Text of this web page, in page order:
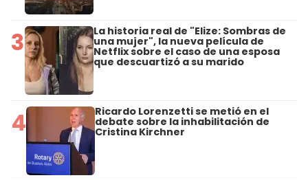
3 La historia real de "Elize: Sombras de
una mujer", la nueva película de
Netflix sobre el caso de una esposa
que descuartizó a su marido
4 Ricardo Lorenzetti se metió en el
debate sobre la inhabilitación de
Cristina Kirchner